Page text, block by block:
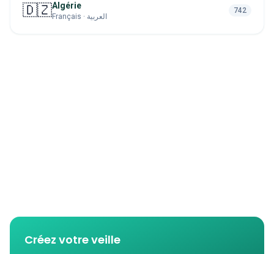
🇩🇿Algérie
Français · العربية
742
Créez votre veille